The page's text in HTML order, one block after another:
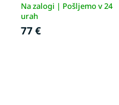
Na zalogi | Pošljemo v 24
urah
77 €